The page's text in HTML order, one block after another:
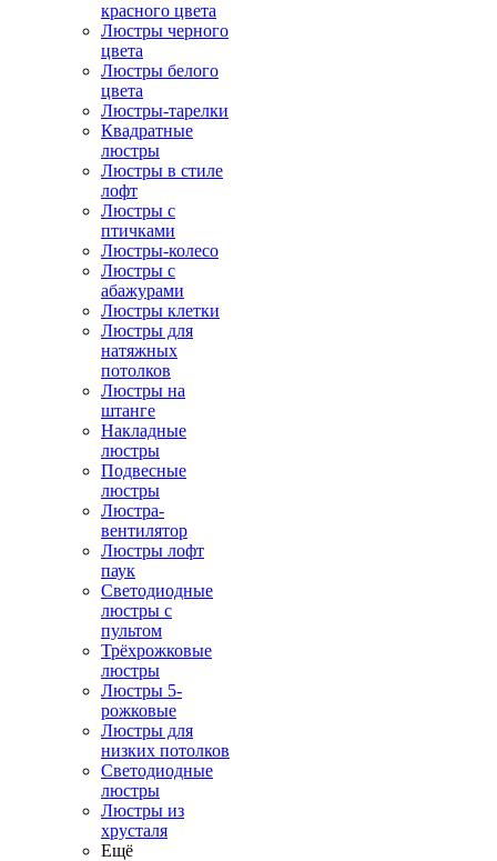
красного цвета
Люстры черного
цвета
Люстры белого
цвета
Люстры-тарелки
Квадратные
люстры
Люстры в стиле
лофт
Люстры с
птичками
Люстры-колесо
Люстры с
абажурами
Люстры клетки
Люстры для
натяжных
потолков
Люстры на
штанге
Накладные
люстры
Подвесные
люстры
Люстра-
вентилятор
Люстры лофт
паук
Светодиодные
люстры с
пультом
Трёхрожковые
люстры
Люстры 5-
рожковые
Люстры для
низких потолков
Cветодиодные
люстры
Люстры из
хрусталя
Ещё